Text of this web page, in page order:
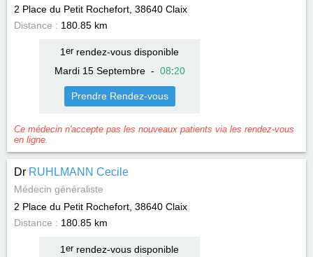
2 Place du Petit Rochefort, 38640 Claix
Distance : 180.85 km
1 errendez-vous disponible
Mardi 15 Septembre- 08:20
Prendre Rendez-vous
Ce médecin n'accepte pas les nouveaux patients via les rendez-vous
en ligne.
Dr RUHLMANN Cecile
Médecin généraliste
2 Place du Petit Rochefort, 38640 Claix
Distance : 180.85 km
1 errendez-vous disponible